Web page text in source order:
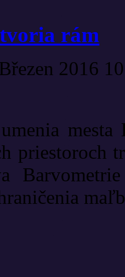
rám
2016
priestoroch